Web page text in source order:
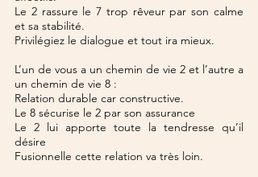
Le 2 rassure le 7 trop rêveur par son calme
et sa stabilité.
Privilégiez le dialogue et tout ira mieux.
L’un de vous a un chemin de vie 2 et l’autre a
un chemin de vie 8 :
Relation durable car constructive.
Le 8 sécurise le 2 par son assurance
Le 2 lui apporte toute la tendresse qu’il
désire
Fusionnelle cette relation va très loin.